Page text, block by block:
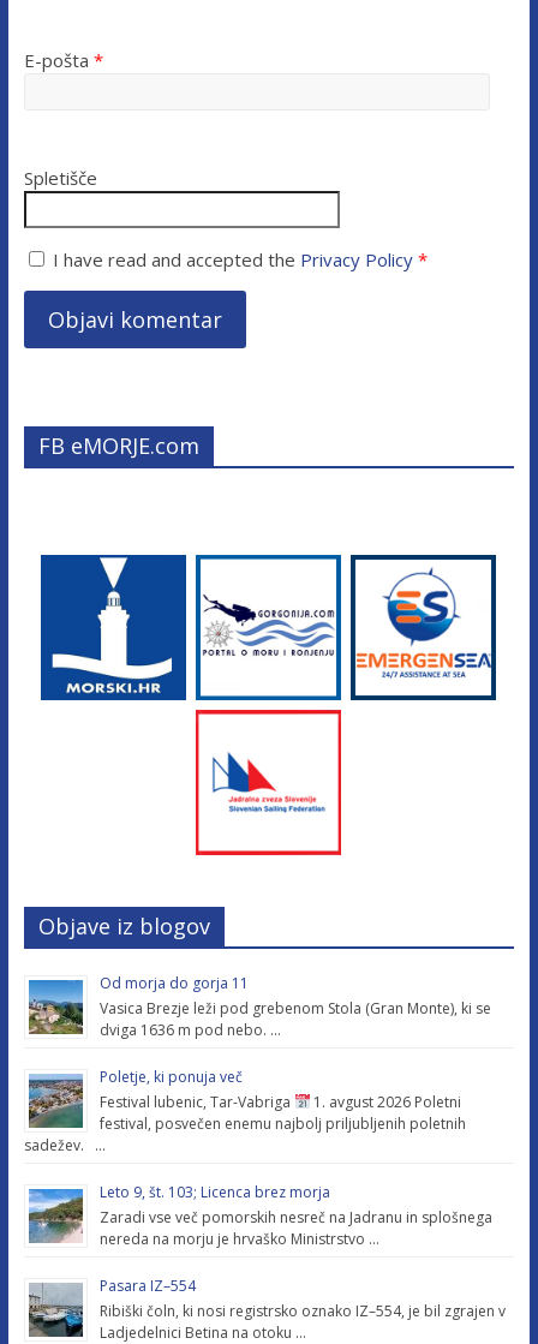
E-pošta *
Spletišče
I have read and accepted the Privacy Policy*
FB eMORJE.com
Objave iz blogov
Od morja do gorja 11
Vasica Brezje leži pod grebenom Stola (Gran Monte), ki se
dviga 1636 m pod nebo. …
Poletje, ki ponuja več
Festival lubenic, Tar-Vabriga
1. avgust 2026 Poletni
festival, posvečen enemu najbolj priljubljenih poletnih
sadežev. …
Leto 9, št. 103; Licenca brez morja
Zaradi vse več pomorskih nesreč na Jadranu in splošnega
nereda na morju je hrvaško Ministrstvo …
Pasara IZ–554
Ribiški čoln, ki nosi registrsko oznako IZ–554, je bil zgrajen v
Ladjedelnici Betina na otoku …